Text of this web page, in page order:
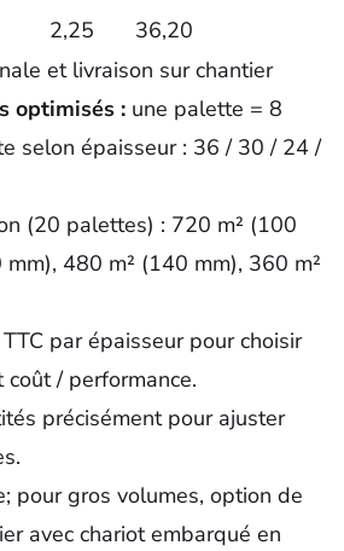
2,25
36,20
et livraison sur chantier
optimisés : une palette = 8
selon épaisseur : 36 / 30 / 24 /
(20 palettes) : 720 m² (100
480 m² (140 mm), 360 m²
par épaisseur pour choisir
/ performance.
précisément pour ajuster
pour gros volumes, option de
avec chariot embarqué en